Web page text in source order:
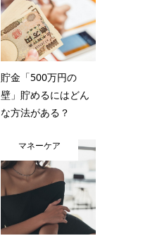
貯金「500万円の
壁」貯めるにはどん
な方法がある？
マネーケア